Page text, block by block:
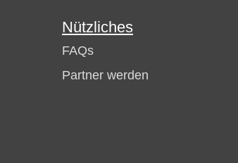
Nützliches
FAQs
Partner werden